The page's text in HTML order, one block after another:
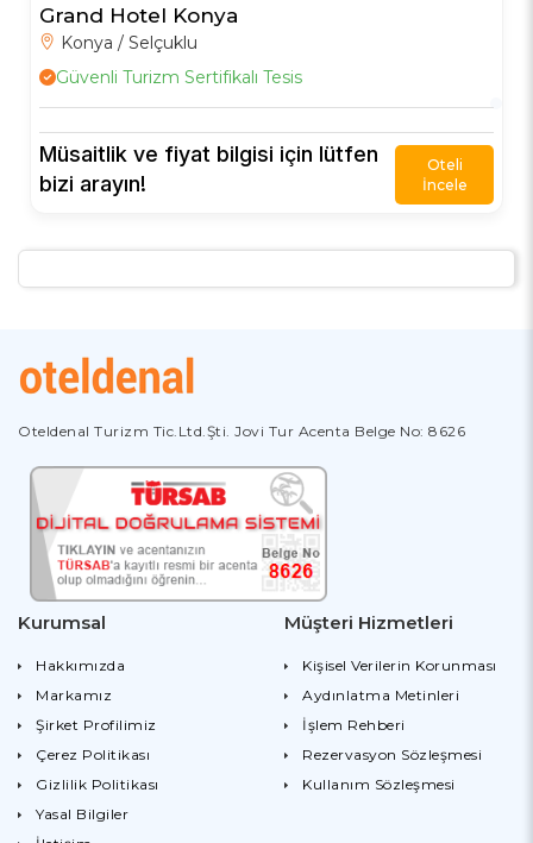
Grand Hotel Konya
Konya / Selçuklu
Güvenli Turizm Sertifikalı Tesis
Müsaitlik ve fiyat bilgisi için lütfen
bizi arayın!
Oteli
İncele
Oteldenal Turizm Tic.Ltd.Şti. Jovi Tur Acenta Belge No: 8626
Kurumsal
Hakkımızda
Markamız
Şirket Profilimiz
Çerez Politikası
Gizlilik Politikası
Yasal Bilgiler
Müşteri Hizmetleri
Kişisel Verilerin Korunması
Aydınlatma Metinleri
İşlem Rehberi
Rezervasyon Sözleşmesi
Kullanım Sözleşmesi